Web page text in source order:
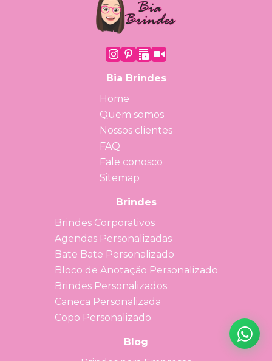
Bia Brindes
Home
Quem somos
Nossos clientes
FAQ
Fale conosco
Sitemap
Brindes
Brindes Corporativos
Agendas Personalizadas
Bate Bate Personalizado
Bloco de Anotação Personalizado
Brindes Personalizados
Caneca Personalizada
Copo Personalizado
Blog